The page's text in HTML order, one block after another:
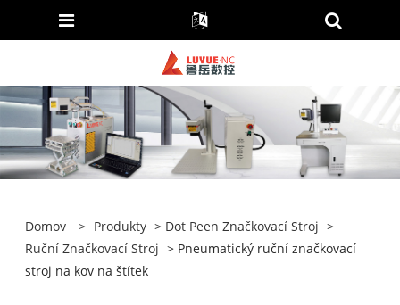
Domov > Produkty > Dot Peen Značkovací Stroj >
Ruční Značkovací Stroj > Pneumatický ruční značkovací
stroj na kov na štítek